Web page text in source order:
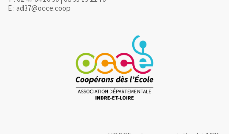
E : ad37@occe.coop